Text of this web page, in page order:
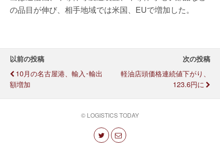
の品目が伸び、相手地域では米国、EUで増加した。
以前の投稿
10月の名古屋港、輸入･輸出
額増加
次の投稿
軽油店頭価格連続値下がり、
123.6円に
© LOGISTICS TODAY